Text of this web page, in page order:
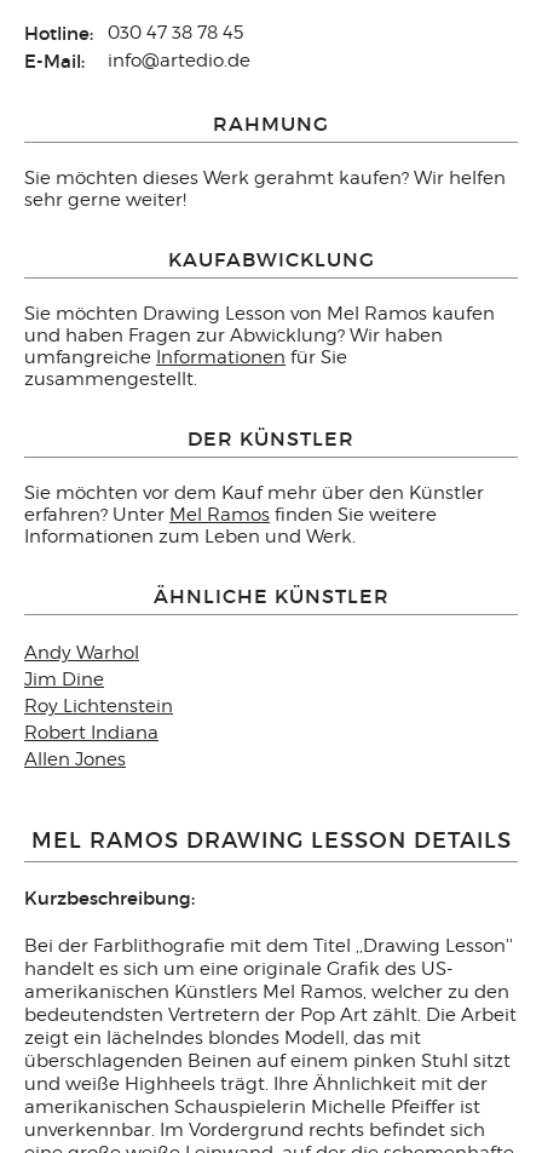
Hotline: 030 47 38 78 45
E-Mail: info@artedio.de
RAHMUNG
Sie möchten dieses Werk gerahmt kaufen? Wir helfen
sehr gerne weiter!
KAUFABWICKLUNG
Sie möchten Drawing Lesson von Mel Ramos kaufen
und haben Fragen zur Abwicklung? Wir haben
umfangreiche Informationen für Sie
zusammengestellt.
DER KÜNSTLER
Sie möchten vor dem Kauf mehr über den Künstler
erfahren? Unter Mel Ramos finden Sie weitere
Informationen zum Leben und Werk.
ÄHNLICHE KÜNSTLER
Andy Warhol
Jim Dine
Roy Lichtenstein
Robert Indiana
Allen Jones
MEL RAMOS DRAWING LESSON DETAILS
Kurzbeschreibung:
Bei der Farblithografie mit dem Titel ,,Drawing Lesson''
handelt es sich um eine originale Grafik des US-
amerikanischen Künstlers Mel Ramos, welcher zu den
bedeutendsten Vertretern der Pop Art zählt. Die Arbeit
zeigt ein lächelndes blondes Modell, das mit
überschlagenden Beinen auf einem pinken Stuhl sitzt
und weiße Highheels trägt. Ihre Ähnlichkeit mit der
amerikanischen Schauspielerin Michelle Pfeiffer ist
unverkennbar. Im Vordergrund rechts befindet sich